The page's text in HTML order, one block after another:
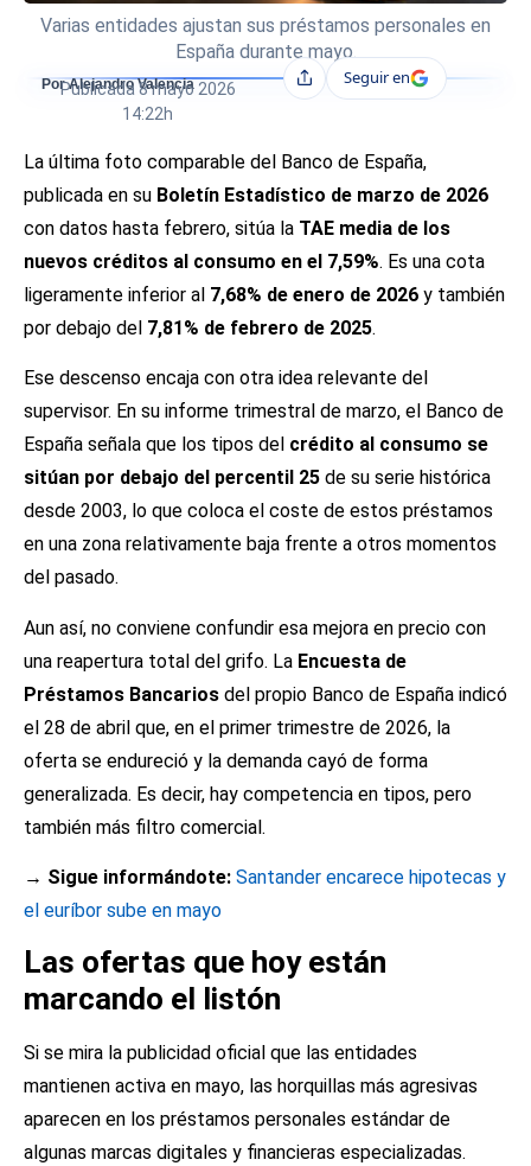
Varias entidades ajustan sus préstamos personales en
España durante mayo.
Por Alejandro Valencia
Publicada 8 mayo 2026
14:22h
CompartirSeguir en
La última foto comparable del Banco de España,
publicada en su Boletín Estadístico de marzo de 2026
con datos hasta febrero, sitúa la TAE media de los
nuevos créditos al consumo en el 7,59%. Es una cota
ligeramente inferior al 7,68% de enero de 2026 y también
por debajo del 7,81% de febrero de 2025.
Ese descenso encaja con otra idea relevante del
supervisor. En su informe trimestral de marzo, el Banco de
España señala que los tipos del crédito al consumo se
sitúan por debajo del percentil 25 de su serie histórica
desde 2003, lo que coloca el coste de estos préstamos
en una zona relativamente baja frente a otros momentos
del pasado.
Aun así, no conviene confundir esa mejora en precio con
una reapertura total del grifo. La Encuesta de
Préstamos Bancarios del propio Banco de España indicó
el 28 de abril que, en el primer trimestre de 2026, la
oferta se endureció y la demanda cayó de forma
generalizada. Es decir, hay competencia en tipos, pero
también más filtro comercial.
→ Sigue informándote: Santander encarece hipotecas y
el euríbor sube en mayo
Las ofertas que hoy están
marcando el listón
Si se mira la publicidad oficial que las entidades
mantienen activa en mayo, las horquillas más agresivas
aparecen en los préstamos personales estándar de
algunas marcas digitales y financieras especializadas.